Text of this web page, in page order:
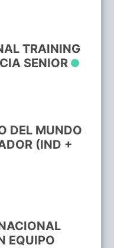
TRAINING
SENIOR
DEL MUNDO
(IND +
EQUIPO